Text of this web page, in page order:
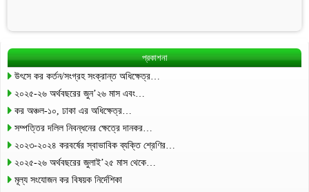
প্রকাশনা
উৎসে কর কর্তন/সংগ্রহ সংক্রান্ত অধিক্ষেত্র…
২০২৫-২৬ অর্থবছরের জুন’২৬ মাস এবং…
কর অঞ্চল-১০, ঢাকা এর অধিক্ষেত্র…
সম্পত্তির দলিল নিবন্ধনের ক্ষেত্রে দানকর…
২০২৩-২০২৪ করবর্ষের স্বাভাবিক ব্যক্তি শ্রেণির…
২০২৫-২৬ অর্থবছরের জুলাই’২৫ মাস থেকে…
মূল্য সংযোজন কর বিষয়ক নির্দেশিকা